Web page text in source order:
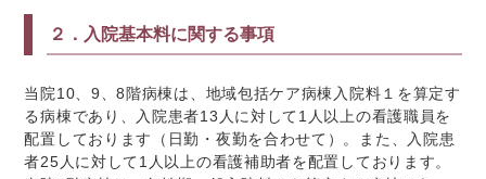
２．入院基本料に関する事項
当院10 、9、8階病棟は、地域包括ケア病棟入院料１を算定す
る病棟であり、入院患者13人に対して1人以上の看護職員を
配置しております（日勤・夜勤を合わせて）。また、入院患
者25人に対して1人以上の看護補助者を配置しております。